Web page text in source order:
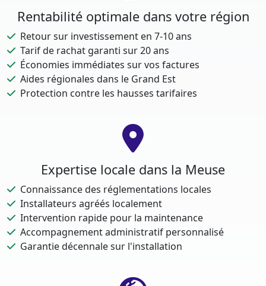
Rentabilité optimale dans votre région
Retour sur investissement en 7-10 ans
Tarif de rachat garanti sur 20 ans
Économies immédiates sur vos factures
Aides régionales dans le Grand Est
Protection contre les hausses tarifaires
Expertise locale dans la Meuse
Connaissance des réglementations locales
Installateurs agréés localement
Intervention rapide pour la maintenance
Accompagnement administratif personnalisé
Garantie décennale sur l'installation